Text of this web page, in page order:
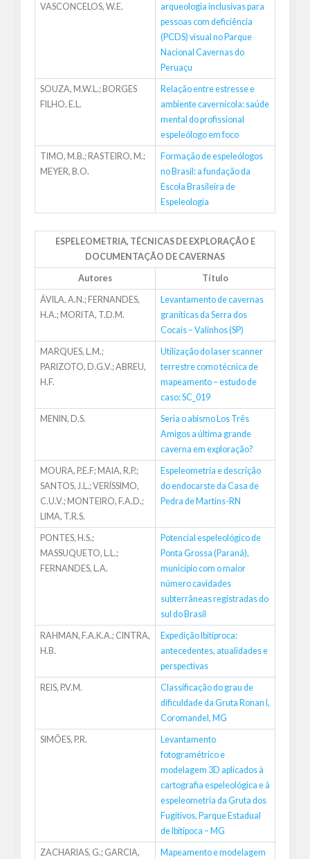
VASCONCELOS, W.E.
arqueologia inclusivas para
pessoas com deficiência
(PCDS) visual no Parque
Nacional Cavernas do
Peruaçu
SOUZA, M.W.L.; BORGES
FILHO, E.L.
Relação entre estresse e
ambiente cavernícola: saúde
mental do profissional
espeleólogo em foco
TIMO, M.B.; RASTEIRO, M.;
MEYER, B.O.
Formação de espeleólogos
no Brasil: a fundação da
Escola Brasileira de
Espeleologia
ESPELEOMETRIA, TÉCNICAS DE EXPLORAÇÃO E
DOCUMENTAÇÃO DE CAVERNAS
Autores Título
ÁVILA, A.N.; FERNANDES,
H.A.; MORITA, T.D.M.
Levantamento de cavernas
graníticas da Serra dos
Cocais – Valinhos (SP)
MARQUES, L.M.;
PARIZOTO, D.G.V.; ABREU,
H.F.
Utilização do laser scanner
terrestre como técnica de
mapeamento – estudo de
caso: SC_019
MENIN, D.S.
Seria o abismo Los Três
Amigos a última grande
caverna em exploração?
MOURA, P.E.F; MAIA, R.P.;
SANTOS, J.L.; VERÍSSIMO,
C.U.V.; MONTEIRO, F.A.D.;
LIMA, T.R.S.
Espeleometria e descrição
do endocarste da Casa de
Pedra de Martins-RN
PONTES, H.S.;
MASSUQUETO, L.L.;
FERNANDES, L.A.
Potencial espeleológico de
Ponta Grossa (Paraná),
município com o maior
número cavidades
subterrâneas registradas do
sul do Brasil
RAHMAN, F.A.K.A.; CINTRA,
H.B.
Expedição Ibitiproca:
antecedentes, atualidades e
perspectivas
REIS, P.V.M.
Classificação do grau de
dificuldade da Gruta Ronan I,
Coromandel, MG
SIMÕES, P.R.
Levantamento
fotogramétrico e
modelagem 3D aplicados à
cartografia espeleológica e à
espeleometria da Gruta dos
Fugitivos, Parque Estadual
de Ibitipoca – MG
ZACHARIAS, G.; GARCIA,
Mapeamento e modelagem